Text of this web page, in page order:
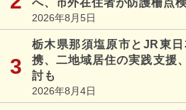
へ、市外在住者が防護柵点
2026年8月5日
栃木県那須塩原市とJR東
携、二地域居住の実践支援
討も
2026年8月4日